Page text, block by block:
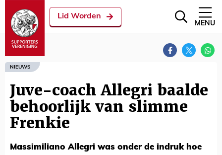
Lid Worden
MENU
NIEUWS
Juve-coach Allegri baalde
behoorlijk van slimme
Frenkie
Massimiliano Allegri was onder de indruk hoe